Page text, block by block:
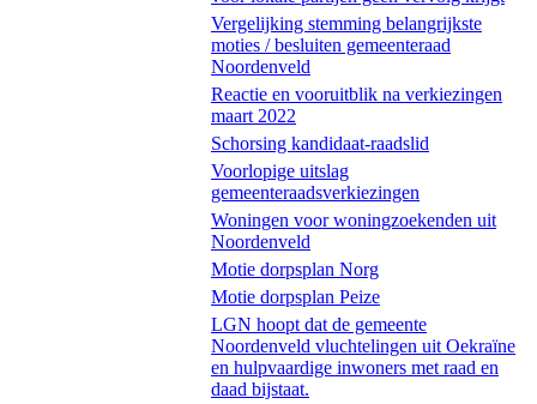
Vergelijking stemming belangrijkste
moties / besluiten gemeenteraad
Noordenveld
Reactie en vooruitblik na verkiezingen
maart 2022
Schorsing kandidaat-raadslid
Voorlopige uitslag
gemeenteraadsverkiezingen
Woningen voor woningzoekenden uit
Noordenveld
Motie dorpsplan Norg
Motie dorpsplan Peize
LGN hoopt dat de gemeente
Noordenveld vluchtelingen uit Oekraïne
en hulpvaardige inwoners met raad en
daad bijstaat.